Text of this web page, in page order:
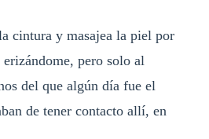
cintura y masajea la piel por
pero solo al
del que algún día fue el
de tener contacto allí, en